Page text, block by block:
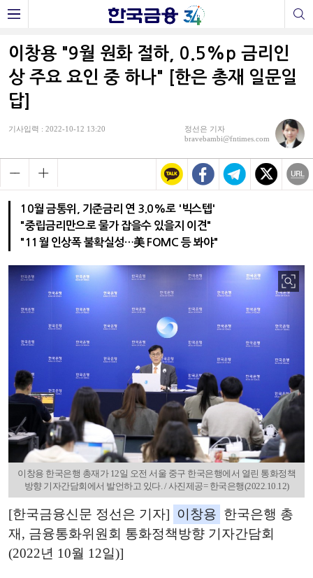
이창용 "9월 원화 절하, 0.5%p 금리인
상 주요 요인 중 하나" [한은 총재 일문일
답]
기사입력 : 2022-10-12 13:20
정선은 기자
bravebambi@fntimes.com
10월 금통위, 기준금리 연 3.0%로 '빅스텝'
"중립금리만으로 물가 잡을수 있을지 이견"
"11월 인상폭 불확실성…美 FOMC 등 봐야"
이창용 한국은행 총재가 12일 오전 서울 중구 한국은행에서 열린 통화정책
방향 기자간담회에서 발언하고 있다. / 사진제공= 한국은행(2022.10.12)
[한국금융신문 정선은 기자] 이창용 한국은행 총
재, 금융통화위원회 통화정책방향 기자간담회
(2022년 10월 12일)]